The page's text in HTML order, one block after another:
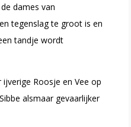
dames van
tegenslag te groot is en
tandje wordt
Roosje en Vee op
alsmaar gevaarlijker